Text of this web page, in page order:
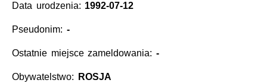
Data urodzenia: 1992-07-12
Pseudonim: -
Ostatnie miejsce zameldowania: -
Obywatelstwo: ROSJA